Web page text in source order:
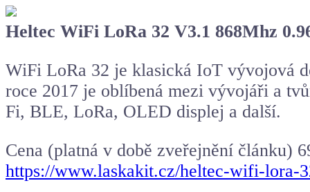
Heltec WiFi LoRa 32 V3.1 868Mhz
WiFi LoRa 32 je klasická IoT vývojová
roce 2017 je oblíbená mezi vývojáři a
Fi, BLE, LoRa, OLED displej a další.
Cena (platná v době zveřejnění článku)
https://www.laskakit.cz/heltec-wifi-lora-